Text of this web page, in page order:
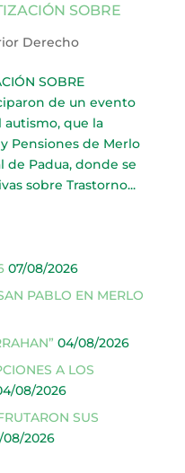
SOBRE
Derecho
SOBRE
de un evento
que la
Pensiones de Merlo
de Padua, donde se
sobre Trastorno...
07/08/2026
PABLO EN MERLO
04/08/2026
A LOS
08/2026
SUS
08/2026